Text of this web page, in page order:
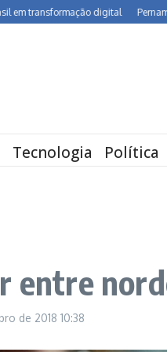
digital Pernambuco
Tecnologia Política
entre
de 2018 10:38